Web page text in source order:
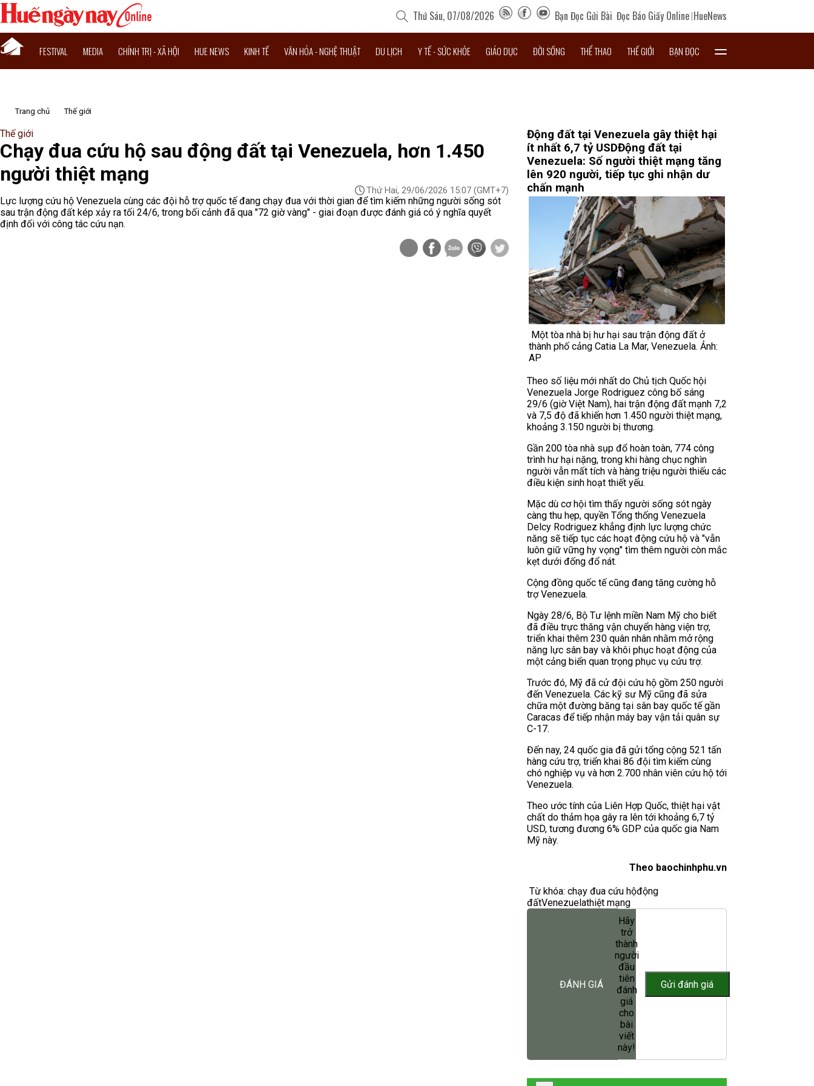
Thứ Sáu, 07/08/2026 Bạn Đọc Gửi Bài Đọc Báo Giấy Online HueNews
FESTIVAL MEDIA CHÍNH TRỊ - XÃ HỘI HUE NEWS KINH TẾ VĂN HÓA - NGHỆ THUẬT DU LỊCH Y TẾ - SỨC KHỎE GIÁO DỤC ĐỜI SỐNG THỂ THAO THẾ GIỚI BẠN ĐỌC
Trang chủ Thế giới
Thế giới
Chạy đua cứu hộ sau động đất tại Venezuela, hơn 1.450
người thiệt mạng
Thứ Hai, 29/06/2026 15:07 (GMT+7)
Lực lượng cứu hộ Venezuela cùng các đội hỗ trợ quốc tế đang chạy đua với thời gian để tìm kiếm những người sống sót
sau trận động đất kép xảy ra tối 24/6, trong bối cảnh đã qua "72 giờ vàng" - giai đoạn được đánh giá có ý nghĩa quyết
định đối với công tác cứu nạn.
Động đất tại Venezuela gây thiệt hại
ít nhất 6,7 tỷ USDĐộng đất tại
Venezuela: Số người thiệt mạng tăng
lên 920 người, tiếp tục ghi nhận dư
chấn mạnh
Một tòa nhà bị hư hại sau trận động đất ở
thành phố cảng Catia La Mar, Venezuela. Ảnh:
AP
Theo số liệu mới nhất do Chủ tịch Quốc hội
Venezuela Jorge Rodriguez công bố sáng
29/6 (giờ Việt Nam), hai trận động đất mạnh 7,2
và 7,5 độ đã khiến hơn 1.450 người thiệt mạng,
khoảng 3.150 người bị thương.
Gần 200 tòa nhà sụp đổ hoàn toàn, 774 công
trình hư hại nặng, trong khi hàng chục nghìn
người vẫn mất tích và hàng triệu người thiếu các
điều kiện sinh hoạt thiết yếu.
Mặc dù cơ hội tìm thấy người sống sót ngày
càng thu hẹp, quyền Tổng thống Venezuela
Delcy Rodriguez khẳng định lực lượng chức
năng sẽ tiếp tục các hoạt động cứu hộ và "vẫn
luôn giữ vững hy vọng" tìm thêm người còn mắc
kẹt dưới đống đổ nát.
Cộng đồng quốc tế cũng đang tăng cường hỗ
trợ Venezuela.
Ngày 28/6, Bộ Tư lệnh miền Nam Mỹ cho biết
đã điều trực thăng vận chuyển hàng viện trợ,
triển khai thêm 230 quân nhân nhằm mở rộng
năng lực sân bay và khôi phục hoạt động của
một cảng biển quan trọng phục vụ cứu trợ.
Trước đó, Mỹ đã cử đội cứu hộ gồm 250 người
đến Venezuela. Các kỹ sư Mỹ cũng đã sửa
chữa một đường băng tại sân bay quốc tế gần
Caracas để tiếp nhận máy bay vận tải quân sự
C-17.
Đến nay, 24 quốc gia đã gửi tổng cộng 521 tấn
hàng cứu trợ, triển khai 86 đội tìm kiếm cùng
chó nghiệp vụ và hơn 2.700 nhân viên cứu hộ tới
Venezuela.
Theo ước tính của Liên Hợp Quốc, thiệt hại vật
chất do thảm họa gây ra lên tới khoảng 6,7 tỷ
USD, tương đương 6% GDP của quốc gia Nam
Mỹ này.
Theo baochinhphu.vn
Từ khóa: chạy đua cứu hộđộng
đấtVenezuelathiệt mạng
ĐÁNH GIÁ
Hãy
trở
thành
người
đầu
tiên
đánh
giá
cho
bài
viết
này!